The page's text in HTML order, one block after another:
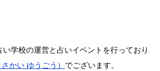
学校の運営と占いイベントを行っており
かい ゆうごう） でございます。